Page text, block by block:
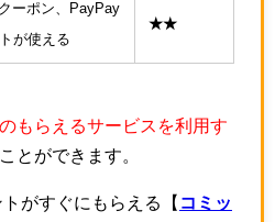
ーポン、PayPay
が使える
★★
もらえるサービスを利用す
とができます。
がすぐにもらえる【 コミッ